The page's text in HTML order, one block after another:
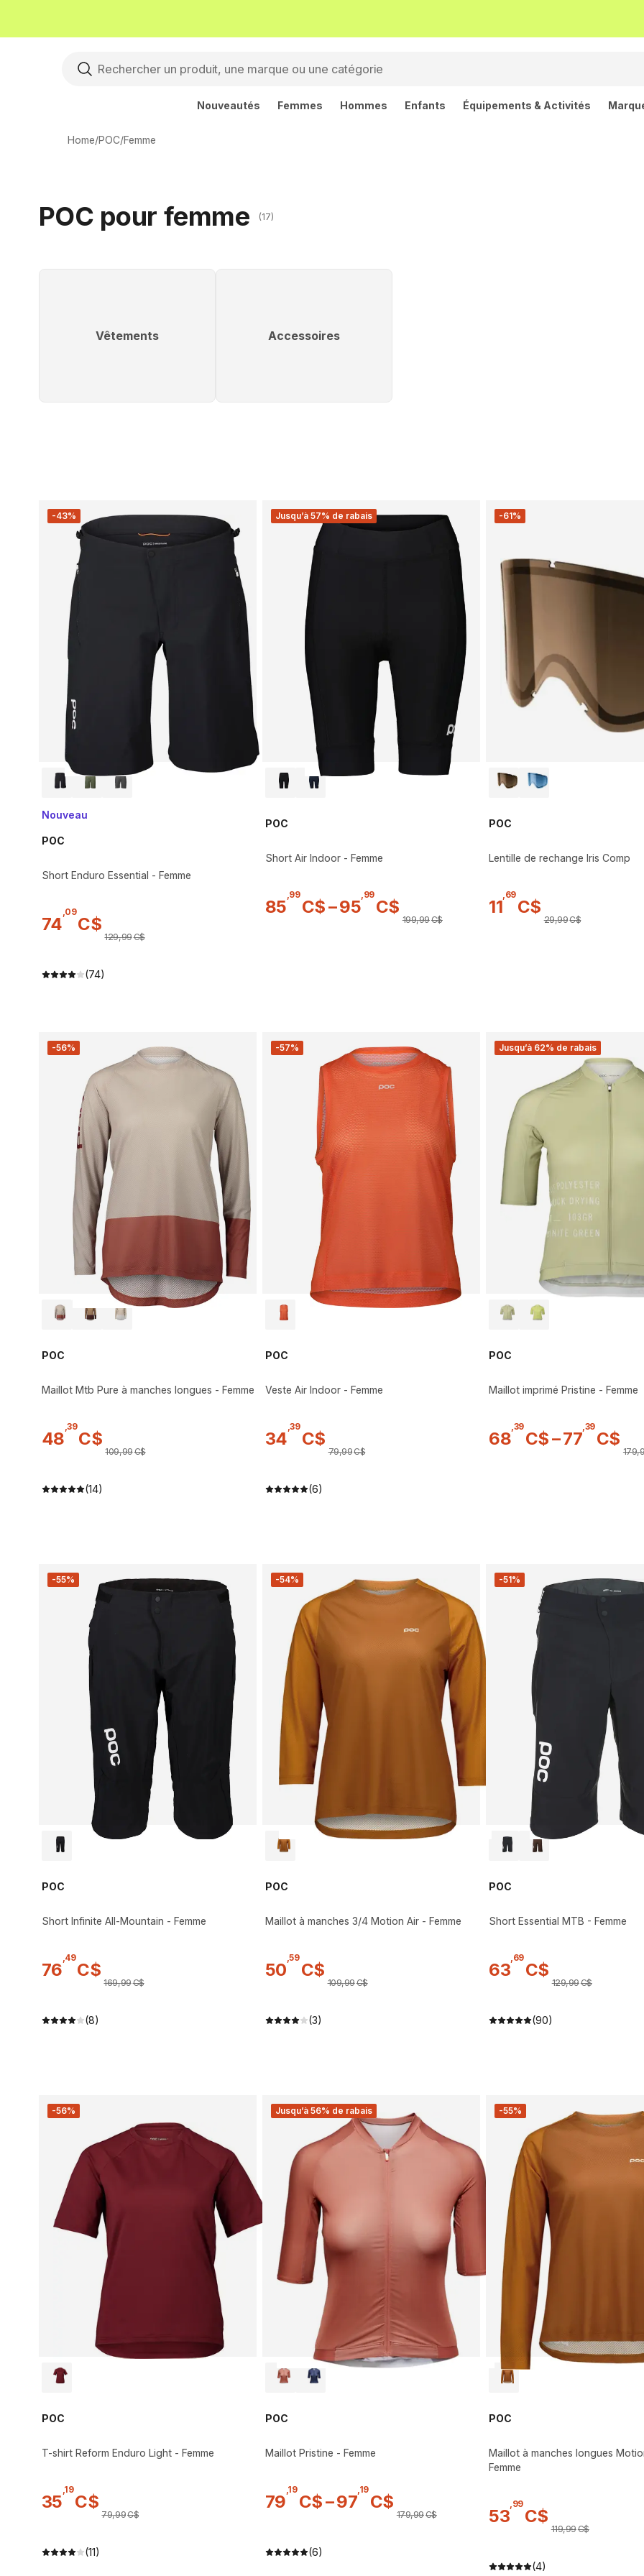
Nouveautés Femmes Hommes Enfants Équipements & Activités
Home/POC/Femme
POC pour femme (17)
Vêtements Accessoires
-43%
Nouveau
POC
Short Enduro Essential - Femme
74
09
C$
129,99C$
(74)
Jusqu’à 57% de rabais
POC
Short Air Indoor - Femme
85
99
C$–95
99
C$
199,99C$
-61%
POC
Lentille de rechange Iris Comp
11
69
C$
29,99C$
-56%
POC
Maillot Mtb Pure à manches longues - Femme
48
,39
C$
109,99C$
(14)
-57%
POC
Veste Air Indoor - Femme
34
,39
C$
79,99C$
(6)
Jusqu’à 62% de rabais
POC
Maillot imprimé Pristine - Femme
68
39
C$–77
39
C$
179,
-55%
POC
Short Infinite All-Mountain - Femme
76
,49
C$
169,99C$
(8)
-54%
POC
Maillot à manches 3/4 Motion Air - Femme
50
,59
C$
109,99C$
(3)
-51%
POC
Short Essential MTB - Femme
63
,69
C$
129,99C$
(90)
-56%
POC
T-shirt Reform Enduro Light - Femme
35
,19
C$
79,99C$
(11)
Jusqu’à 56% de rabais
POC
Maillot Pristine - Femme
79
,19
C$–97
,19
C$
179,99C$
(6)
-55%
POC
Maillot à manches longues
Femme
53
,99
C$
119,99C$
(4)